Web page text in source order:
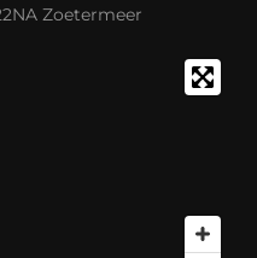
Zoetermeer